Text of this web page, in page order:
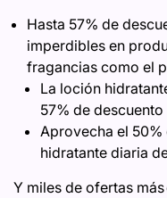
Hasta 57% de
imperdibles en
fragancias como el
La loción
57% de descuento
Aprovecha el 50%
hidratante diaria
Y miles de ofertas